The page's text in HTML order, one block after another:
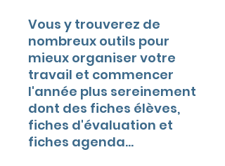
Vous y trouverez de
nombreux outils pour
mieux organiser votre
travail et commencer
l'année plus sereinement
dont des fiches élèves,
fiches d'évaluation et
fiches agenda...